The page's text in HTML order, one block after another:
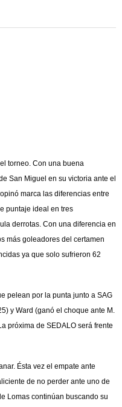
torneo. Con una buena
San Miguel en su victoria ante el
marca las diferencias entre
puntaje ideal en tres
derrotas. Con una diferencia en
más goleadores del certamen
ya que solo sufrieron 62
pelean por la punta junto a SAG
y Ward (ganó el choque ante M.
próxima de SEDALO será frente
Ésta vez el empate ante
de no perder ante uno de
Lomas continúan buscando su